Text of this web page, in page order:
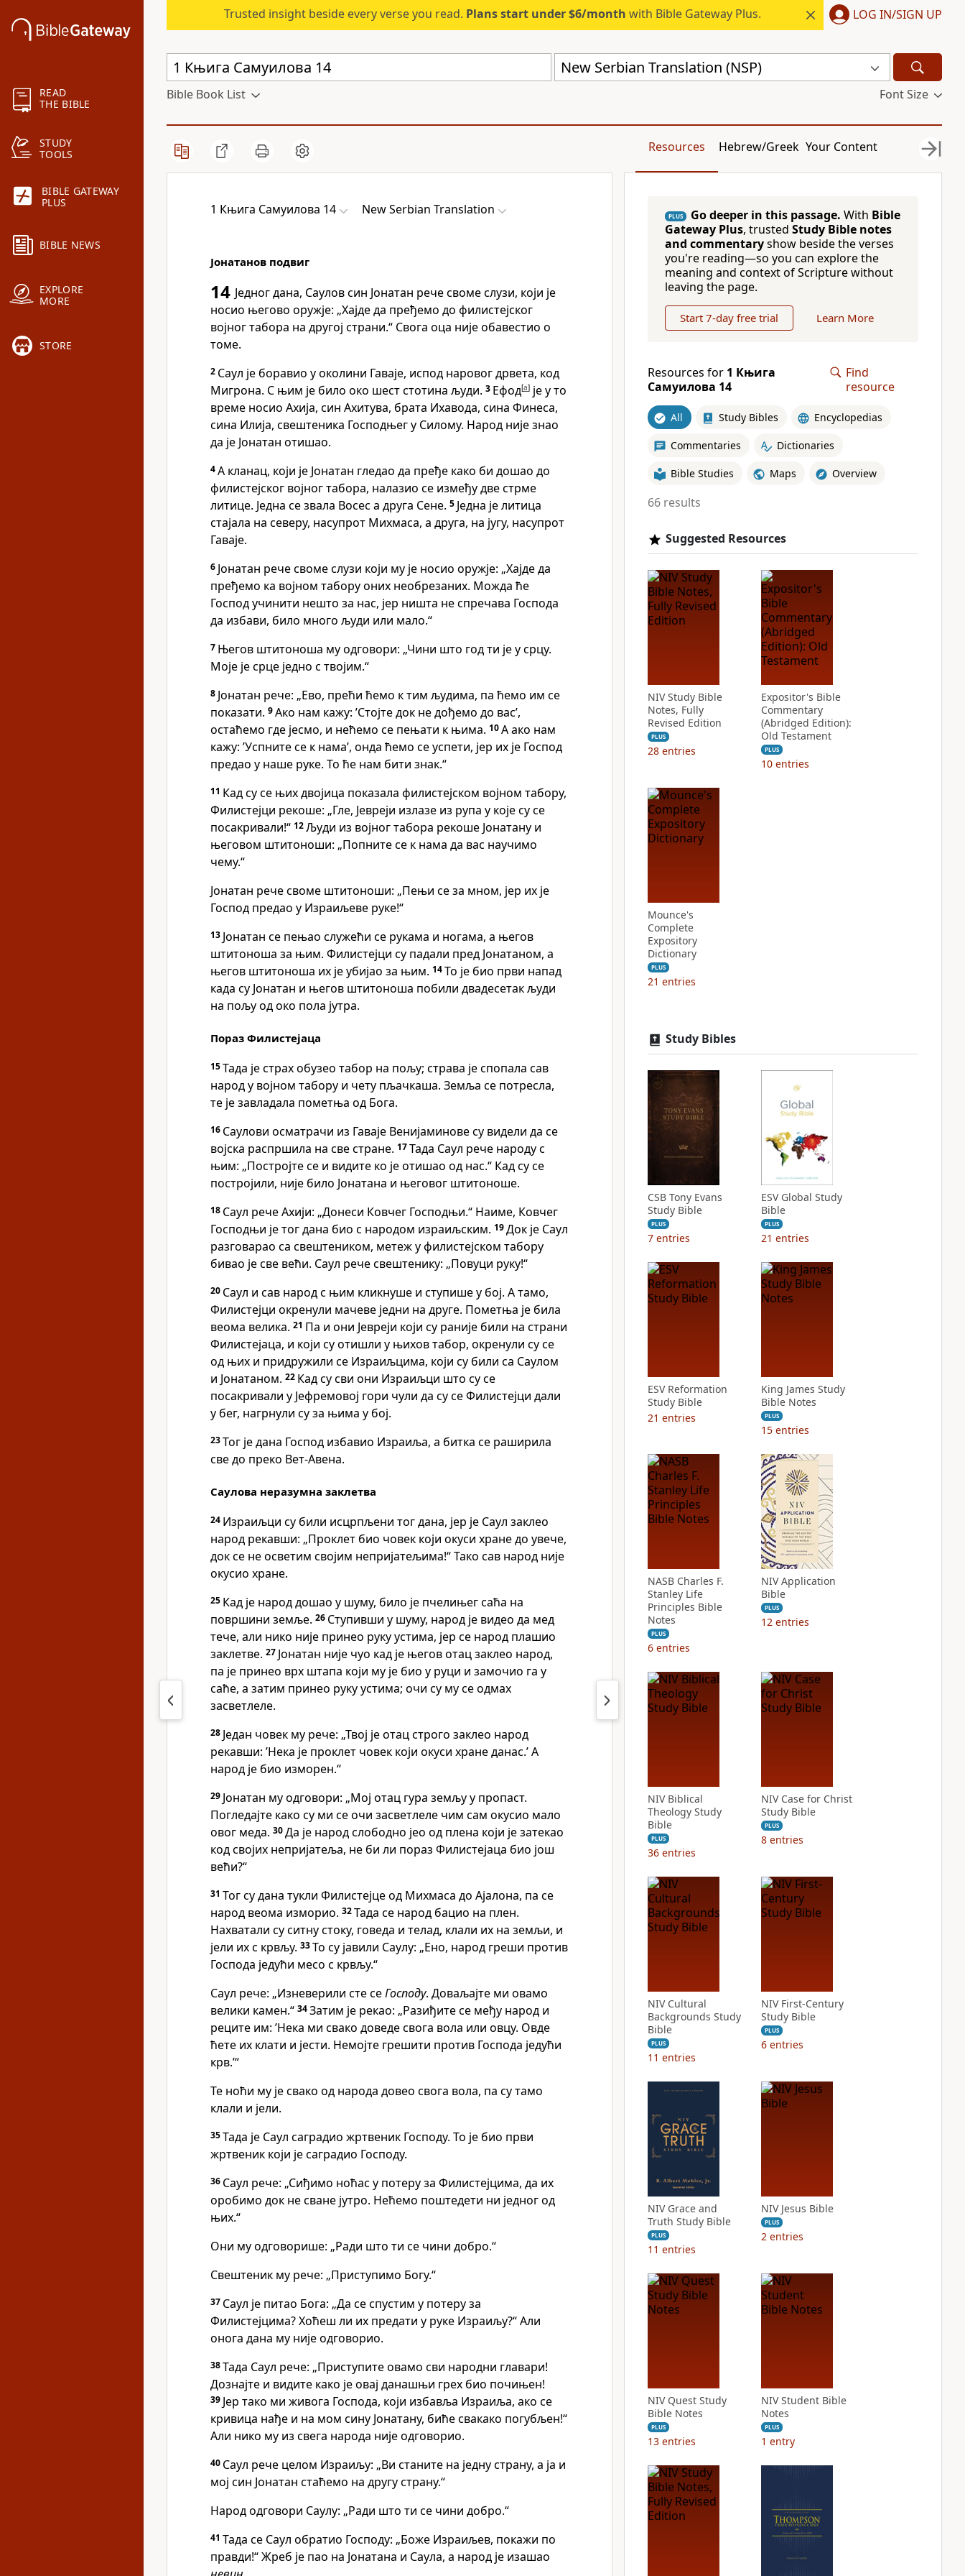
READ
THE BIBLE
STUDY
TOOLS
BIBLE GATEWAY
PLUS
BIBLE NEWS
EXPLORE
MORE
STORE
Trusted insight beside every verse you read. Plans start under $6/month with Bible Gateway Plus. LOG IN/SIGN UP
New Serbian Translation (NSP)
Bible Book List Font Size
Resources Hebrew/Greek Your Content
1 Књига Самуилова 14 New Serbian Translation
Јонатанов подвиг
14 Једног дана, Саулов син Јонатан рече своме слузи, који је
носио његово оружје: „Хајде да пређемо до филистејског
војног табора на другој страни.“ Свога оца није обавестио о
томе.
2 Саул је боравио у околини Гаваје, испод наровог дрвета, код
Мигрона. С њим је било око шест стотина људи. 3 Ефод[a] је у то
време носио Ахија, син Ахитува, брата Ихавода, сина Финеса,
сина Илија, свештеника Господњег у Силому. Народ није знао
да је Јонатан отишао.
4А кланац, који је Јонатан гледао да пређе како би дошао до
филистејског војног табора, налазио се између две стрме
литице. Једна се звала Восес а друга Сене. 5 Једна је литица
стајала на северу, насупрот Михмаса, а друга, на југу, насупрот
Гаваје.
6 Јонатан рече своме слузи који му је носио оружје: „Хајде да
пређемо ка војном табору оних необрезаних. Можда ће
Господ учинити нешто за нас, јер ништа не спречава Господа
да избави, било много људи или мало.“
7 Његов штитоноша му одговори: „Чини што год ти је у срцу.
Моје је срце једно с твојим.“
8 Јонатан рече: „Ево, прећи ћемо к тим људима, па ћемо им се
показати. 9Ако нам кажу: ’Стојте док не дођемо до вас’,
остаћемо где јесмо, и нећемо се пењати к њима. 10А ако нам
кажу: ’Успните се к нама’, онда ћемо се успети, јер их је Господ
предао у наше руке. То ће нам бити знак.“
11 Кад су се њих двојица показала филистејском војном табору,
Филистејци рекоше: „Гле, Јевреји излазе из рупа у које су се
посакривали!“ 12Људи из војног табора рекоше Јонатану и
његовом штитоноши: „Попните се к нама да вас научимо
чему.“
Јонатан рече своме штитоноши: „Пењи се за мном, јер их је
Господ предао у Израиљеве руке!“
13 Јонатан се пењао служећи се рукама и ногама, а његов
штитоноша за њим. Филистејци су падали пред Јонатаном, а
његов штитоноша их је убијао за њим. 14То је био први напад
када су Јонатан и његов штитоноша побили двадесетак људи
на пољу од око пола јутра.
Пораз Филистејаца
15Тада је страх обузео табор на пољу; страва је спопала сав
народ у војном табору и чету пљачкаша. Земља се потресла,
те је завладала пометња од Бога.
16 Саулови осматрачи из Гаваје Венијаминове су видели да се
војска распршила на све стране. 17Тада Саул рече народу с
њим: „Постројте се и видите ко је отишао од нас.“ Кад су се
постројили, није било Јонатана и његовог штитоноше.
18 Саул рече Ахији: „Донеси Ковчег Господњи.“ Наиме, Ковчег
Господњи је тог дана био с народом израиљским. 19Док је Саул
разговарао са свештеником, метеж у филистејском табору
бивао је све већи. Саул рече свештенику: „Повуци руку!“
20 Саул и сав народ с њим кликнуше и ступише у бој. А тамо,
Филистејци окренули мачеве једни на друге. Пометња је била
веома велика. 21 Па и они Јевреји који су раније били на страни
Филистејаца, и који су отишли у њихов табор, окренули су се
од њих и придружили се Израиљцима, који су били са Саулом
и Јонатаном. 22 Кад су сви они Израиљци што су се
посакривали у Јефремовој гори чули да су се Филистејци дали
у бег, нагрнули су за њима у бој.
23Тог је дана Господ избавио Израиља, а битка се раширила
све до преко Вет-Авена.
Саулова неразумна заклетва
24 Израиљци су били исцрпљени тог дана, јер је Саул заклео
народ рекавши: „Проклет био човек који окуси хране до увече,
док се не осветим својим непријатељима!“ Тако сав народ није
окусио хране.
25 Кад је народ дошао у шуму, било је пчелињег саћа на
површини земље. 26 Ступивши у шуму, народ је видео да мед
тече, али нико није принео руку устима, јер се народ плашио
заклетве. 27 Јонатан није чуо кад је његов отац заклео народ,
па је принео врх штапа који му је био у руци и замочио га у
саће, а затим принео руку устима; очи су му се одмах
засветлеле.
28 Један човек му рече: „Твој је отац строго заклео народ
рекавши: ’Нека је проклет човек који окуси хране данас.’ А
народ је био изморен.“
29 Јонатан му одговори: „Мој отац гура земљу у пропаст.
Погледајте како су ми се очи засветлеле чим сам окусио мало
овог меда. 30Да је народ слободно јео од плена који је затекао
код својих непријатеља, не би ли пораз Филистејаца био још
већи?“
31 Тог су дана тукли Филистејце од Михмаса до Ајалона, па се
народ веома изморио. 32Тада се народ бацио на плен.
Нахватали су ситну стоку, говеда и телад, клали их на земљи, и
јели их с крвљу. 33То су јавили Саулу: „Ено, народ греши против
Господа једући месо с крвљу.“
Саул рече: „Изневерили сте сеГосподу. Доваљајте ми овамо
велики камен.“ 34Затим је рекао: „Разиђите се међу народ и
реците им: ’Нека ми свако доведе свога вола или овцу. Овде
ћете их клати и јести. Немојте грешити против Господа једући
крв.’“
Те ноћи му је свако од народа довео свога вола, па су тамо
клали и јели.
35Тада је Саул саградио жртвеник Господу. То је био први
жртвеник који је саградио Господу.
36 Саул рече: „Сиђимо ноћас у потеру за Филистејцима, да их
оробимо док не сване јутро. Нећемо поштедети ни једног од
њих.“
Они му одговорише: „Ради што ти се чини добро.“
Свештеник му рече: „Приступимо Богу.“
37 Саул је питао Бога: „Да се спустим у потеру за
Филистејцима? Хоћеш ли их предати у руке Израиљу?“ Али
онога дана му није одговорио.
38Тада Саул рече: „Приступите овамо сви народни главари!
Дознајте и видите како је овај данашњи грех био почињен!
39 Јер тако ми живога Господа, који избавља Израиља, ако се
кривица нађе и на мом сину Јонатану, биће свакако погубљен!“
Али нико му из свега народа није одговорио.
40 Саул рече целом Израиљу: „Ви станите на једну страну, а ја и
мој син Јонатан стаћемо на другу страну.“
Народ одговори Саулу: „Ради што ти се чини добро.“
41 Тада се Саул обратио Господу: „Боже Израиљев, покажи по
правди!“ Жреб је пао на Јонатана и Саула, а народ је изашао
PLUS Go deeper in this passage. With Bible
Gateway Plus, trusted Study Bible notes
and commentaryshow beside the verses
you're reading—so you can explore the
meaning and context of Scripture without
leaving the page.
Start 7-day free trial Learn More
Resources for 1 Књига
Самуилова 14
Find
resource
All Study Bibles Encyclopedias
Commentaries Dictionaries
Bible Studies Maps Overview
66 results
Suggested Resources
NIV Study Bible
Notes, Fully
Revised Edition
PLUS
28 entries
Expositor's Bible
Commentary
(Abridged Edition):
Old Testament
PLUS
10 entries
Mounce's
Complete
Expository
Dictionary
PLUS
21 entries
Study Bibles
CSB Tony Evans
Study Bible
PLUS
7 entries
ESV Global Study
Bible
PLUS
21 entries
ESV Reformation
Study Bible
21 entries
King James Study
Bible Notes
PLUS
15 entries
NASB Charles F.
Stanley Life
Principles Bible
Notes
PLUS
6 entries
NIV Application
Bible
PLUS
12 entries
NIV Biblical
Theology Study
Bible
PLUS
36 entries
NIV Case for Christ
Study Bible
PLUS
8 entries
NIV Cultural
Backgrounds Study
Bible
PLUS
11 entries
NIV First-Century
Study Bible
PLUS
6 entries
NIV Grace and
Truth Study Bible
PLUS
11 entries
NIV Jesus Bible
PLUS
2 entries
NIV Quest Study
Bible Notes
PLUS
13 entries
NIV Student Bible
Notes
PLUS
1 entry